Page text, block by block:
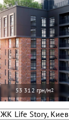
53 312 грн/м2
ЖК Life Story, Киев